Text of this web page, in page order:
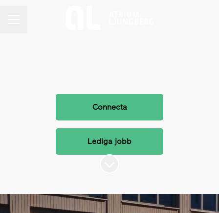
Connecta
Lediga jobb